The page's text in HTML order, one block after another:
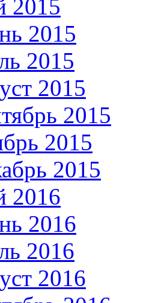
2015
2015
2015
2015
2015
2015
2015
2016
2016
2016
2016